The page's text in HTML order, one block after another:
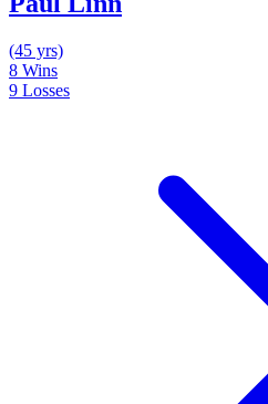
(45 yrs)
8 Wins
9 Losses